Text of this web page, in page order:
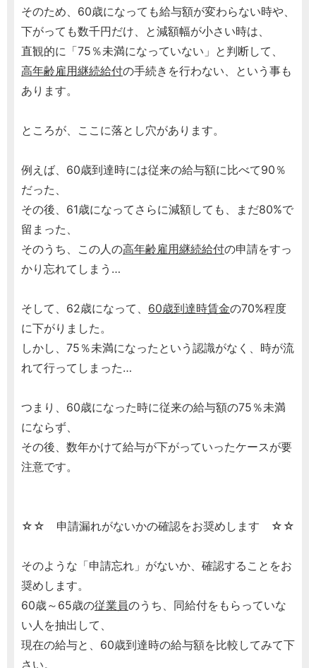
そのため、60歳になっても給与額が変わらない時や、
下がっても数千円だけ、と減額幅が小さい時は、
直観的に「75％未満になっていない」と判断して、
高年齢雇用継続給付の手続きを行わない、という事も
あります。
ところが、ここに落とし穴があります。
例えば、60歳到達時には従来の給与額に比べて90％
だった、
その後、61歳になってさらに減額しても、まだ80%で
留まった、
そのうち、この人の高年齢雇用継続給付の申請をすっ
かり忘れてしまう…
そして、62歳になって、 60歳到達時賃金の70%程度
に下がりました。
しかし、75％未満になったという認識がなく、時が流
れて行ってしまった…
つまり、60歳になった時に従来の給与額の75％未満
にならず、
その後、数年かけて給与が下がっていったケースが要
注意です。
☆☆ 申請漏れがないかの確認をお奨めします ☆☆
そのような「申請忘れ」がないか、確認することをお
奨めします。
60歳～65歳の従業員のうち、同給付をもらっていな
い人を抽出して、
現在の給与と、60歳到達時の給与額を比較してみて下
さい。